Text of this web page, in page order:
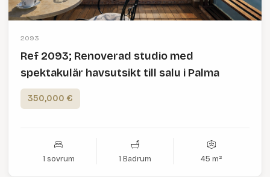
2093
Ref 2093; Renoverad studio med
spektakulär havsutsikt till salu i Palma
350,000 €
1 sovrum 1 Badrum 45 m²